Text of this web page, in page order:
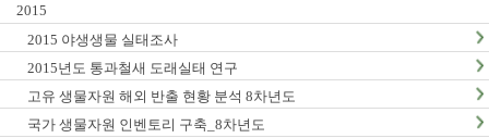
2015
2015 야생생물 실태조사
2015년도 통과철새 도래실태 연구
고유 생물자원 해외 반출 현황 분석 8차년도
국가 생물자원 인벤토리 구축_8차년도